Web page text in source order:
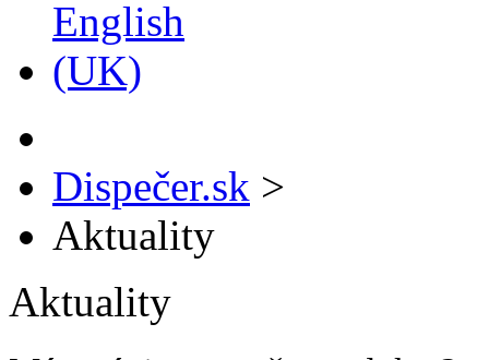
Dispečer.sk >
Aktuality
Aktuality